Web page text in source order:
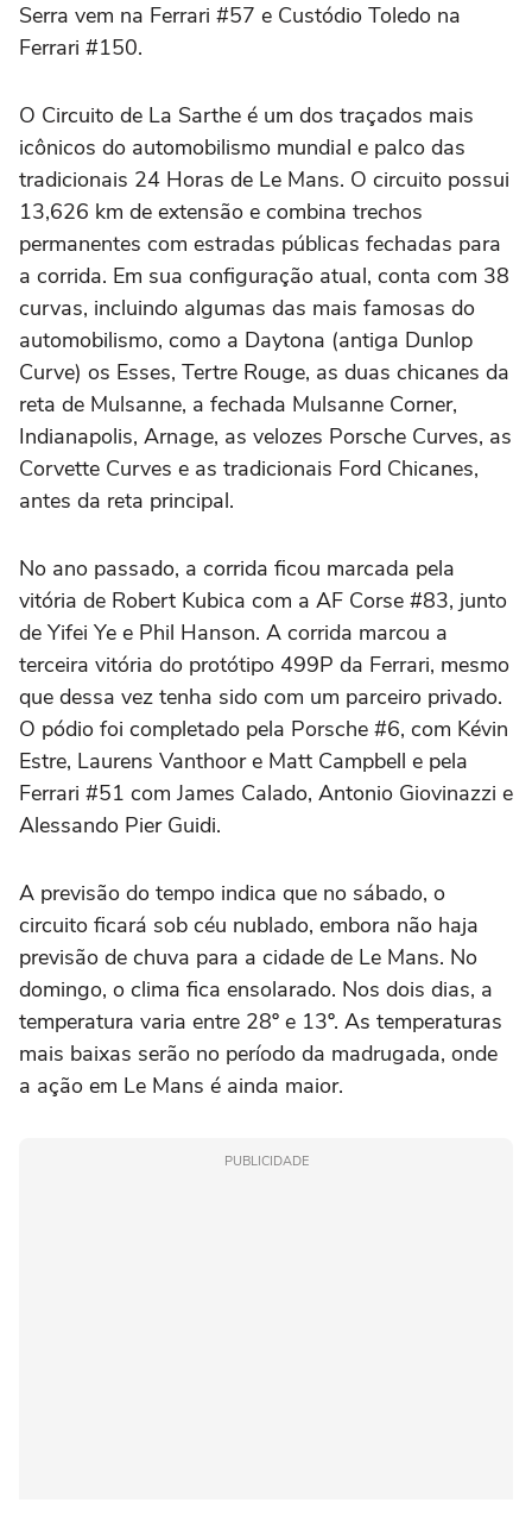
Serra vem na Ferrari #57 e Custódio Toledo na
Ferrari #150.
O Circuito de La Sarthe é um dos traçados mais
icônicos do automobilismo mundial e palco das
tradicionais 24 Horas de Le Mans. O circuito possui
13,626 km de extensão e combina trechos
permanentes com estradas públicas fechadas para
a corrida. Em sua configuração atual, conta com 38
curvas, incluindo algumas das mais famosas do
automobilismo, como a Daytona (antiga Dunlop
Curve) os Esses, Tertre Rouge, as duas chicanes da
reta de Mulsanne, a fechada Mulsanne Corner,
Indianapolis, Arnage, as velozes Porsche Curves, as
Corvette Curves e as tradicionais Ford Chicanes,
antes da reta principal.
No ano passado, a corrida ficou marcada pela
vitória de Robert Kubica com a AF Corse #83, junto
de Yifei Ye e Phil Hanson. A corrida marcou a
terceira vitória do protótipo 499P da Ferrari, mesmo
que dessa vez tenha sido com um parceiro privado.
O pódio foi completado pela Porsche #6, com Kévin
Estre, Laurens Vanthoor e Matt Campbell e pela
Ferrari #51 com James Calado, Antonio Giovinazzi e
Alessando Pier Guidi.
A previsão do tempo indica que no sábado, o
circuito ficará sob céu nublado, embora não haja
previsão de chuva para a cidade de Le Mans. No
domingo, o clima fica ensolarado. Nos dois dias, a
temperatura varia entre 28º e 13º. As temperaturas
mais baixas serão no período da madrugada, onde
a ação em Le Mans é ainda maior.
PUBLICIDADE